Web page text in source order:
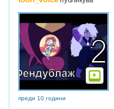
преди 10 години